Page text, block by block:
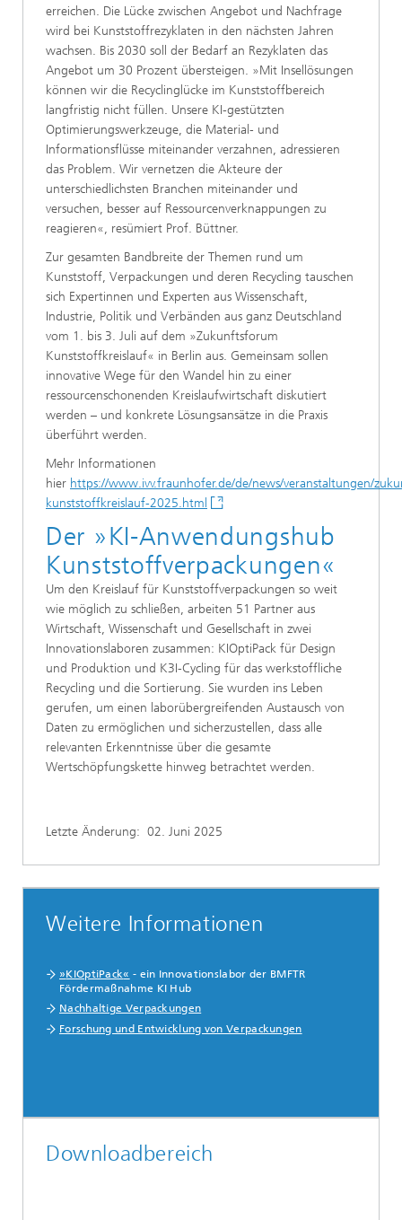
erreichen. Die Lücke zwischen Angebot und Nachfrage
wird bei Kunststoffrezyklaten in den nächsten Jahren
wachsen. Bis 2030 soll der Bedarf an Rezyklaten das
Angebot um 30 Prozent übersteigen. »Mit Insellösungen
können wir die Recyclinglücke im Kunststoffbereich
langfristig nicht füllen. Unsere KI-gestützten
Optimierungswerkzeuge, die Material- und
Informationsflüsse miteinander verzahnen, adressieren
das Problem. Wir vernetzen die Akteure der
unterschiedlichsten Branchen miteinander und
versuchen, besser auf Ressourcenverknappungen zu
reagieren«, resümiert Prof. Büttner.
Zur gesamten Bandbreite der Themen rund um
Kunststoff, Verpackungen und deren Recycling tauschen
sich Expertinnen und Experten aus Wissenschaft,
Industrie, Politik und Verbänden aus ganz Deutschland
vom 1. bis 3. Juli auf dem »Zukunftsforum
Kunststoffkreislauf« in Berlin aus. Gemeinsam sollen
innovative Wege für den Wandel hin zu einer
ressourcenschonenden Kreislaufwirtschaft diskutiert
werden – und konkrete Lösungsansätze in die Praxis
überführt werden.
Mehr Informationen
hier https://www.ivv.fraunhofer.de/de/news/veranstaltungen/
kunststoffkreislauf-2025.html
Der »KI-Anwendungshub
Kunststoffverpackungen«
Um den Kreislauf für Kunststoffverpackungen so weit
wie möglich zu schließen, arbeiten 51 Partner aus
Wirtschaft, Wissenschaft und Gesellschaft in zwei
Innovationslaboren zusammen: KIOptiPack für Design
und Produktion und K3I-Cycling für das werkstoffliche
Recycling und die Sortierung. Sie wurden ins Leben
gerufen, um einen laborübergreifenden Austausch von
Daten zu ermöglichen und sicherzustellen, dass alle
relevanten Erkenntnisse über die gesamte
Wertschöpfungskette hinweg betrachtet werden.
Letzte Änderung: 02. Juni 2025
Weitere Informationen
»KIOptiPack« - ein Innovationslabor der BMFTR
Fördermaßnahme KI Hub
Nachhaltige Verpackungen
Forschung und Entwicklung von Verpackungen
Downloadbereich